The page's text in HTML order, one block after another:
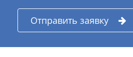
Отправить заявку